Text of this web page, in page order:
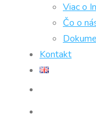
Viac o
Čo o
Kontakt